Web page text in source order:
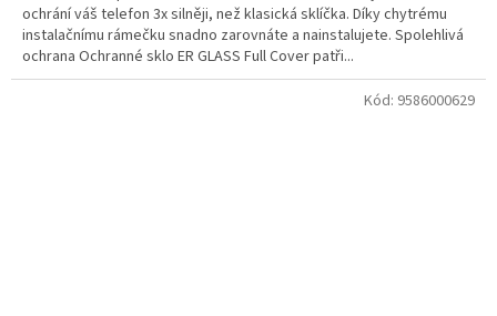
ochrání váš telefon 3x silněji, než klasická sklíčka. Díky chytrému
instalačnímu rámečku snadno zarovnáte a nainstalujete. Spolehlivá
ochrana Ochranné sklo ER GLASS Full Cover patři...
Kód: 9586000629